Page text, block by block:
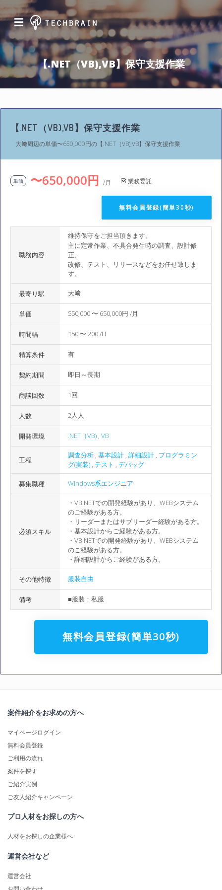
☰
【.NET（VB),VB】保守支援作業
【.NET（VB),VB】保守支援作業
大﨑周辺の単価〜650,000円の【.NET（VB),VB】保守支援作業
単価 〜650,000円 /月 業務委託
無料会員登録(簡単30秒)
職務内容
維持保守をご担当頂きます。
主に定常作業、不具合発生時の調査、設計修
正、
改修、テスト、リリースなどをお任せ致しま
す。
最寄り駅 大﨑
単価 550,000 〜 650,000円 /月
時間幅 150 〜 200 /H
精算条件 有
契約期間 即日～長期
商談回数 1回
人数 2人人
開発環境 .NET（VB) , VB
工程
調査分析 , 基本設計 , 詳細設計 , プログラミン
グ(実装) , テスト , デバッグ
募集職種 Windows系エンジニア
必須スキル
・VB.NETでの開発経験があり、WEBシステム
のご経験がある方。
・リーダーまたはサブリーダー経験がある方。
・基本設計からご経験がある方。
・VB.NETでの開発経験があり、WEBシステム
のご経験がある方。
・詳細設計からご経験がある方。
その他特徴 服装自由
備考 ■服装：私服
無料会員登録(簡単30秒)
案件紹介をお求めの方へ
マイページログイン
無料会員登録
ご利用の流れ
案件を探す
ご紹介実例
ご友人紹介キャンペーン
プロ人材をお探しの方へ
人材をお探しの企業様へ
運営会社など
運営会社